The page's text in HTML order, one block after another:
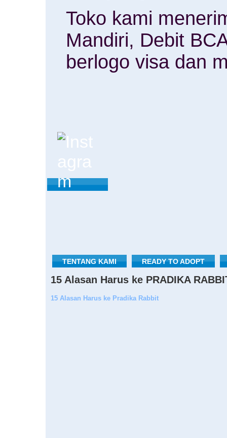
Toko kami
Mandiri, Debit
berlogo visa dan
TENTANG KAMI READY TO ADOPT
15 Alasan Harus ke PRADIKA
15 Alasan Harus ke Pradika Rabbit